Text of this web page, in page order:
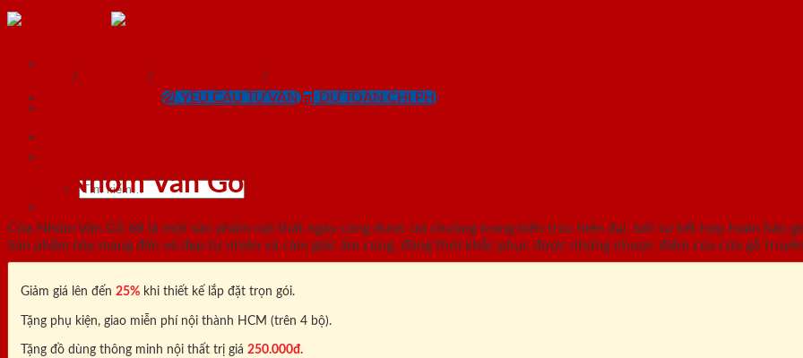
Skip
YÊU CẦU TƯ VẤN DỰ TOÁN CHI PHÍ
Tìm
/ / /
Cửa Nhôm Vân Gỗ 68
Cửa Nhôm Vân Gỗ 68 là một sản phẩm nội thất ngày càng được ưa chuộng trong kiến trúc hiện đại, bởi sự kết hợp hoàn hảo
Sản phẩm này mang đến vẻ đẹp tự nhiên và cảm giác ấm cúng, đồng thời khắc phục được những nhược điểm của cửa gỗ
Giảm giá lên đến 25% khi thiết kế lắp đặt trọn gói.
Tặng phụ kiện, giao miễn phí nội thành HCM (trên 4 bộ).
Tặng đồ dùng thông minh nội thất trị giá 250.000đ.